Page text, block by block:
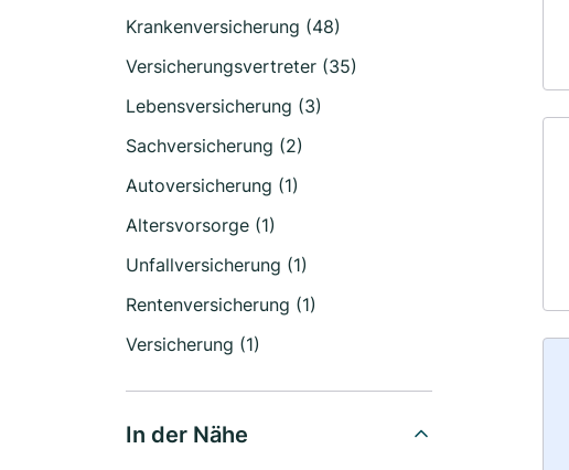
Krankenversicherung (48)
Versicherungsvertreter (35)
Lebensversicherung (3)
Sachversicherung (2)
Autoversicherung (1)
Altersvorsorge (1)
Unfallversicherung (1)
Rentenversicherung (1)
Versicherung (1)
In der Nähe